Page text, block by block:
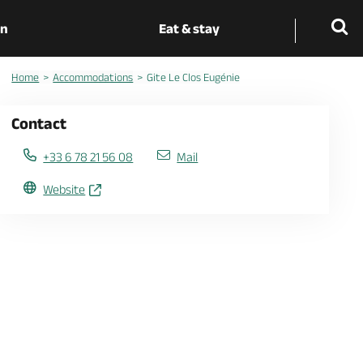
Eat & stay
Home Accommodations Gite Le Clos Eugénie
Contact
+33 6 78 21 56 08 Mail
Website